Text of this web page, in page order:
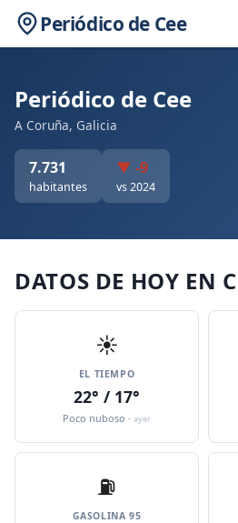
Periódico de Cee
Periódico de Cee
A Coruña, Galicia
7.731
habitantes
▼ -9
vs 2024
DATOS DE HOY EN
☀️
EL TIEMPO
22° / 17°
Poco nuboso · ayer
⛽️
GASOLINA 95